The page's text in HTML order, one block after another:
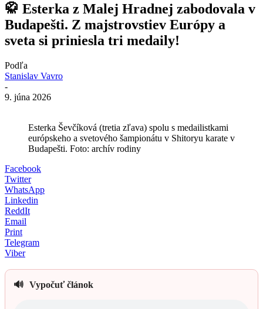
🥋 Esterka z Malej Hradnej zabodovala v
Budapešti. Z majstrovstiev Európy a
sveta si priniesla tri medaily!
Podľa
Stanislav Vavro
-
9. júna 2026
Esterka Ševčíková (tretia zľava) spolu s medailistkami
európskeho a svetového šampionátu v Shitoryu karate v
Budapešti. Foto: archív rodiny
Facebook
Twitter
WhatsApp
Linkedin
ReddIt
Email
Print
Telegram
Viber
🔊 Vypočuť článok